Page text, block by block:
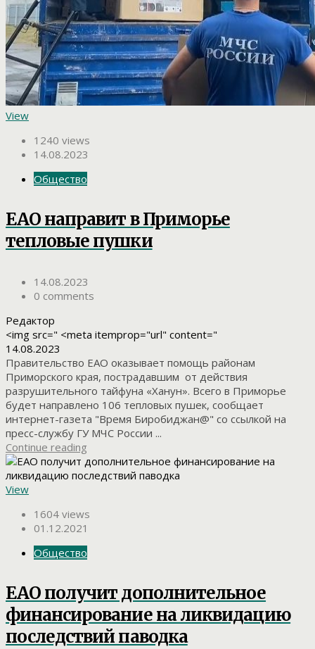
View
1240 views
14.08.2023
Общество
ЕАО направит в Приморье
тепловые пушки
14.08.2023
0 comments
Редактор
<img src=" <meta itemprop="url" content="
14.08.2023
Правительство ЕАО оказывает помощь районам
Приморского края, пострадавшим от действия
разрушительного тайфуна «Ханун». Всего в Приморье
будет направлено 106 тепловых пушек, сообщает
интернет-газета "Время Биробиджан@" со ссылкой на
пресс-службу ГУ МЧС России ...
Continue reading
View
1604 views
01.12.2021
Общество
ЕАО получит дополнительное
финансирование на ликвидацию
последствий паводка